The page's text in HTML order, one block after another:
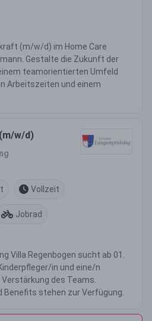
(m/w/d) im Home Care
Gestalte die Zukunft der
teamorientierten Umfeld
Arbeitszeiten und einem
w/d)
Vollzeit
Jobrad
Villa Regenbogen sucht ab 01.
in und eine/n
des Teams.
stehen zur Verfügung.